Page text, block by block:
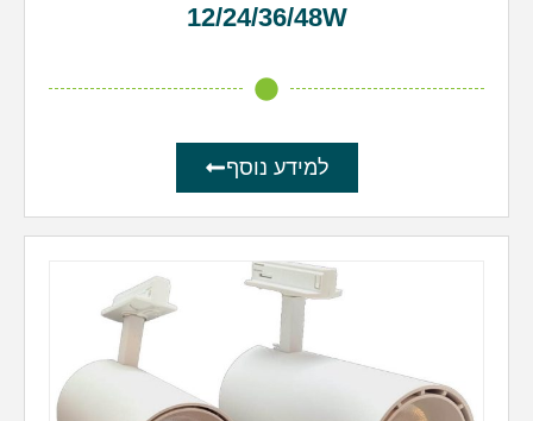
12/24/36/48W
למידע נוסף